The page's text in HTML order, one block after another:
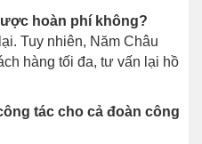
hoàn phí không?
Tuy nhiên, Năm Châu
hàng tối đa, tư vấn lại hồ
tác cho cả đoàn công